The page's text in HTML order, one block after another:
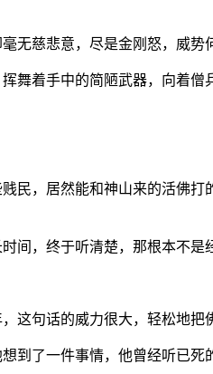
无慈悲意，尽是金刚怒，威势
舞着手中的简陋武器，向着僧
民，居然能和神山来的活佛
间，终于听清楚，那根本不是
这句话的威力很大，轻松地把
到了一件事情，他曾经听已